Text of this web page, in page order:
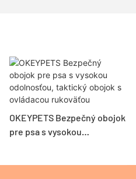
OKEYPETS Bezpečný obojok
pre psa s vysokou